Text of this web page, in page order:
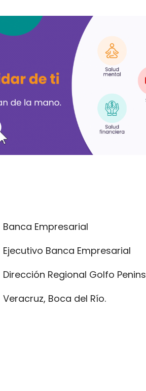
Banca Empresarial
Ejecutivo Banca Empresarial
Dirección Regional Golfo
Veracruz, Boca del Río.